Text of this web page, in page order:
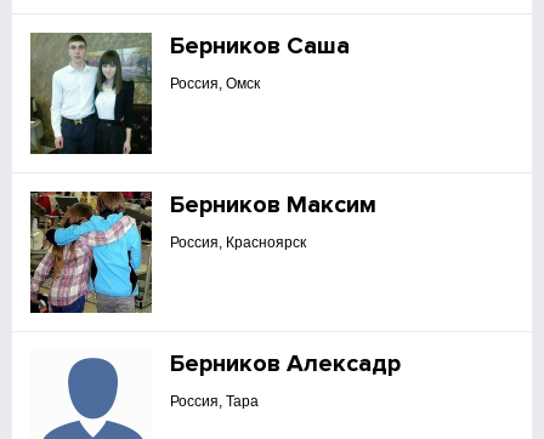
Берников Саша
Россия, Омск
Берников Максим
Россия, Красноярск
Берников Алексадр
Россия, Тара